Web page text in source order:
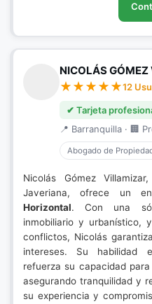
NICOLÁS
12
✔ Tarjeta
📍 Barranquilla · 🏢
Abogado de
Nicolás Gómez
Javeriana, ofrece un
Horizontal. Con una
inmobiliario y urbanístico,
conflictos, Nicolás
intereses. Su habilidad
refuerza su capacidad
asegurando tranquilidad y
su experiencia y